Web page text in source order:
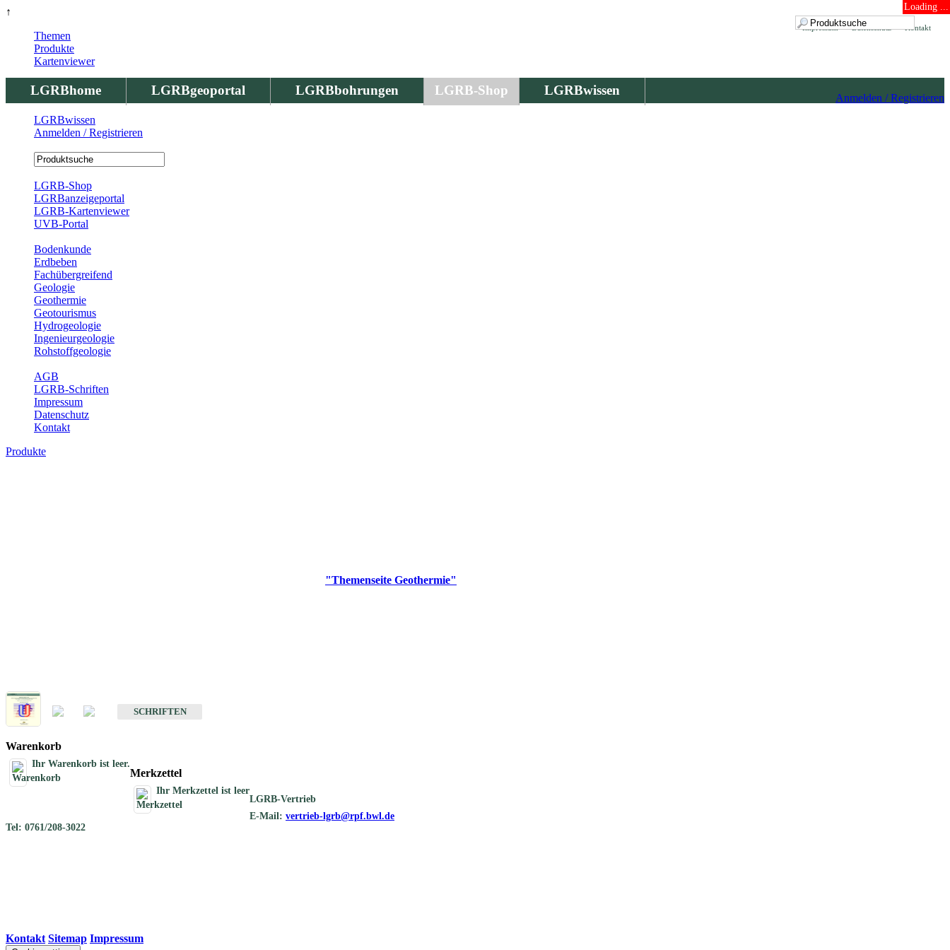
↑ Loading ...
Kontakt
Datenschutz
Impressum
LGRBhome LGRBgeoportal LGRBbohrungen LGRB-Shop LGRBwissen
Anmelden / Registrieren
Themen
Produkte
Kartenviewer
LGRBwissen
Anmelden / Registrieren
LGRB-Shop
LGRBanzeigeportal
LGRB-Kartenviewer
UVB-Portal
Bodenkunde
Erdbeben
Fachübergreifend
Geologie
Geothermie
Geotourismus
Hydrogeologie
Ingenieurgeologie
Rohstoffgeologie
AGB
LGRB-Schriften
Impressum
Datenschutz
Kontakt
Produkte
"Themenseite Geothermie"
SCHRIFTEN
Warenkorb
Ihr Warenkorb ist leer.
Merkzettel
Ihr Merkzettel ist leer
LGRB-Vertrieb
E-Mail: vertrieb-lgrb@rpf.bwl.de
Tel: 0761/208-3022
Kontakt Sitemap Impressum